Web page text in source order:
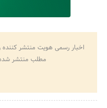
اخبار رسمی هویت منتشر
مطلب منتشر